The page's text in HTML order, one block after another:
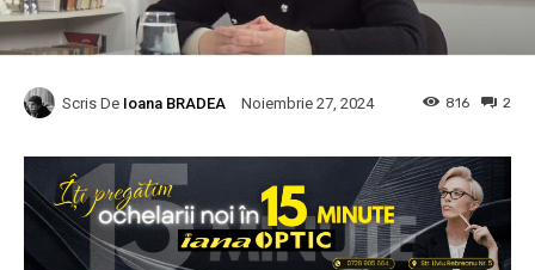
Scris De Ioana BRADEA Noiembrie 27, 2024 2
816